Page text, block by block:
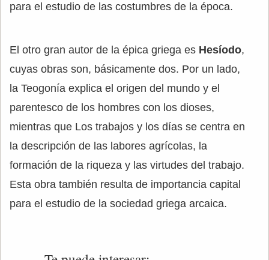
para el estudio de las costumbres de la época.
El otro gran autor de la épica griega es Hesíodo,
cuyas obras son, básicamente dos. Por un lado,
la Teogonía explica el origen del mundo y el
parentesco de los hombres con los dioses,
mientras que Los trabajos y los días se centra en
la descripción de las labores agrícolas, la
formación de la riqueza y las virtudes del trabajo.
Esta obra también resulta de importancia capital
para el estudio de la sociedad griega arcaica.